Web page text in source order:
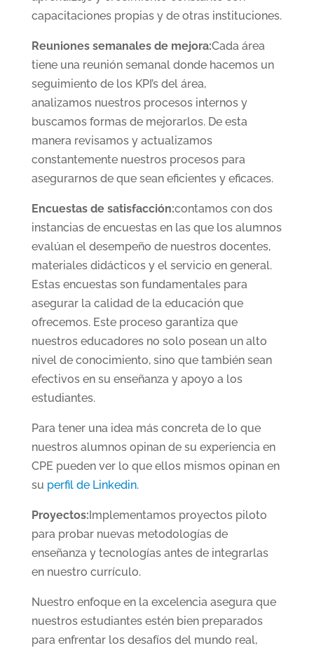
capacitaciones propias y de otras instituciones.
Reuniones semanales de mejora:Cada área
tiene una reunión semanal donde hacemos un
seguimiento de los KPI’s del área,
analizamos nuestros procesos internos y
buscamos formas de mejorarlos. De esta
manera revisamos y actualizamos
constantemente nuestros procesos para
asegurarnos de que sean eficientes y eficaces.
Encuestas de satisfacción:contamos con dos
instancias de encuestas en las que los alumnos
evalúan el desempeño de nuestros docentes,
materiales didácticos y el servicio en general.
Estas encuestas son fundamentales para
asegurar la calidad de la educación que
ofrecemos. Este proceso garantiza que
nuestros educadores no solo posean un alto
nivel de conocimiento, sino que también sean
efectivos en su enseñanza y apoyo a los
estudiantes.
Para tener una idea más concreta de lo que
nuestros alumnos opinan de su experiencia en
CPE pueden ver lo que ellos mismos opinan en
su perfil de Linkedin.
Proyectos:Implementamos proyectos piloto
para probar nuevas metodologías de
enseñanza y tecnologías antes de integrarlas
en nuestro currículo.
Nuestro enfoque en la excelencia asegura que
nuestros estudiantes estén bien preparados
para enfrentar los desafíos del mundo real,